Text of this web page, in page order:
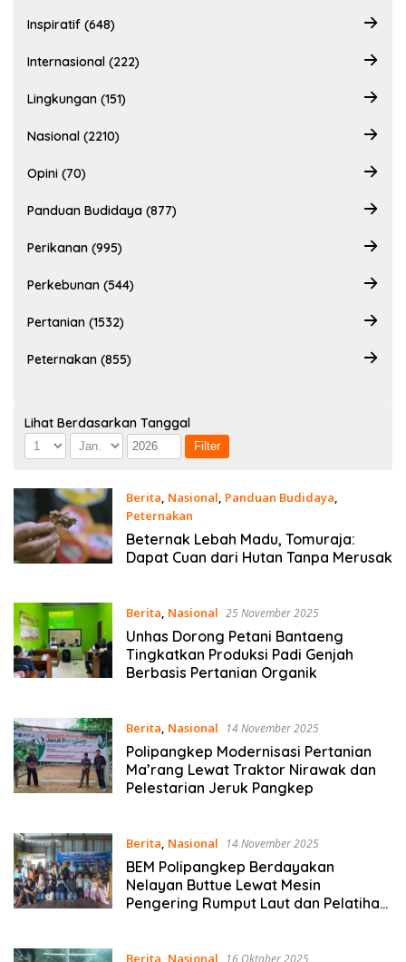
Inspiratif (648)
Internasional (222)
Lingkungan (151)
Nasional (2210)
Opini (70)
Panduan Budidaya (877)
Perikanan (995)
Perkebunan (544)
Pertanian (1532)
Peternakan (855)
Lihat Berdasarkan Tanggal
Berita, Nasional, Panduan Budidaya,
Peternakan
10 Januari 2026
Beternak Lebah Madu, Tomuraja:
Dapat Cuan dari Hutan Tanpa Merusak
Berita, Nasional 25 November 2025
Unhas Dorong Petani Bantaeng
Tingkatkan Produksi Padi Genjah
Berbasis Pertanian Organik
Berita, Nasional 14 November 2025
Polipangkep Modernisasi Pertanian
Ma’rang Lewat Traktor Nirawak dan
Pelestarian Jeruk Pangkep
Berita, Nasional 14 November 2025
BEM Polipangkep Berdayakan
Nelayan Buttue Lewat Mesin
Pengering Rumput Laut dan Pelatihan
Berita, Nasional 16 Oktober 2025